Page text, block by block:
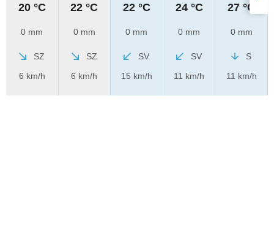
20 °C
0 mm
SZ
6 km/h
22 °C
0 mm
SZ
6 km/h
22 °C
0 mm
SV
15 km/h
24 °C
0 mm
SV
11 km/h
27 °C
0 mm
S
11 km/h